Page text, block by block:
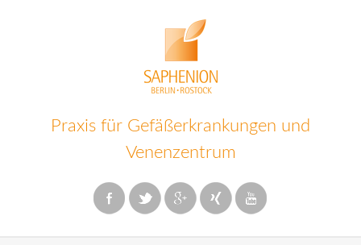
Praxis für Gefäßerkrankungen und
Venenzentrum